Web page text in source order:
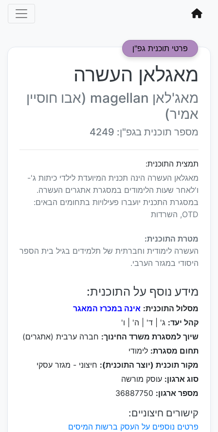
פרטי תוכנית גפ"ן
מאגלאן העשרה
מאג'לאן magellan (אבו חוסיין
אמיר)
מספר תוכנית בגפ"ן: 4249
תמצית התוכנית:
מאגלאן העשרה הינה תכנית המיועדת לילדי כיתות ג'-
ו'לאחר שעות הלימודים במסגרת אתגרים העשרה.
במסגרת התכנית יועברו פעילויות בתחומים הבאים:
OTD, השרדות
מטרת התוכנית:
העשרה לימודית וחברתית של תלמידים בגיל בית הספר
היסודי במגזר הערבי.
מידע נוסף על התוכנית:
מסלול התוכנית: אינה במכרז המאגר
קהל יעד: ג' | ד' | ה' | ו'
שיוך למסגרת משרד החינוך: חברה ערבית (אתגרים)
תחום מסגרת: לימודי
מקור תוכנית (יוצר התוכנית): חיצוני - מגזר עסקי
סוג ארגון: עוסק מורשה
מספר ארגון:
קישורים חיצוניים:
פרטים נוספים על העסק ברשות המיסים